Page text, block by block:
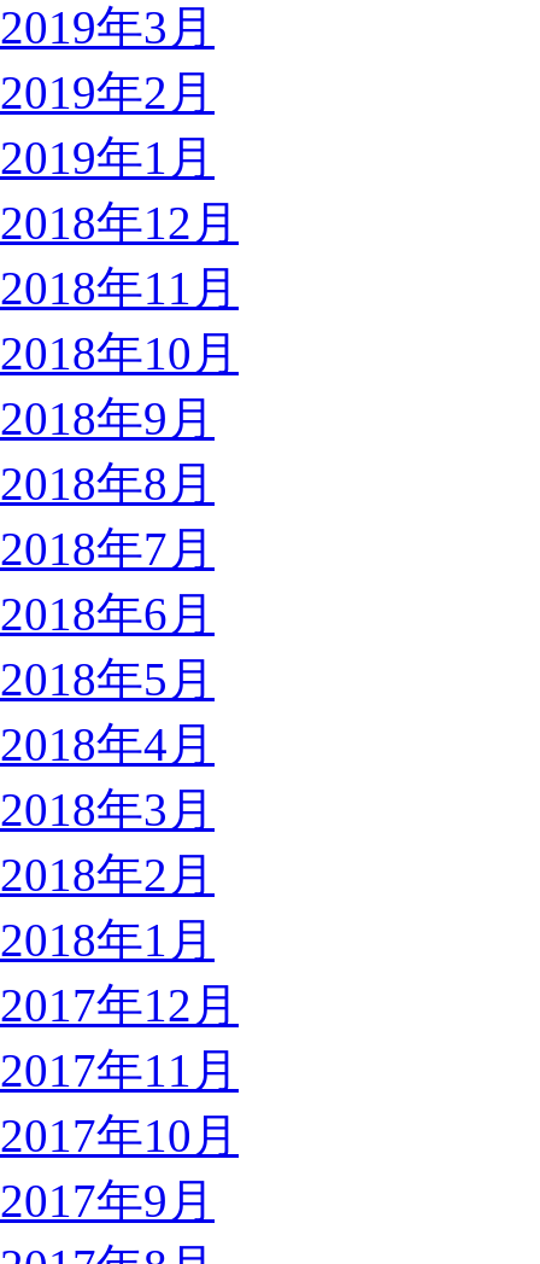
2019年3月
2019年2月
2019年1月
2018年12月
2018年11月
2018年10月
2018年9月
2018年8月
2018年7月
2018年6月
2018年5月
2018年4月
2018年3月
2018年2月
2018年1月
2017年12月
2017年11月
2017年10月
2017年9月